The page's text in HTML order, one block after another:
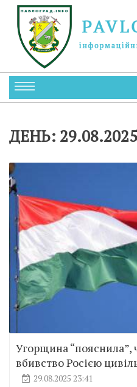
ДЕНЬ: 29.08.2025
Угорщина “пояснила”,
вбивство Росією
29.08.2025 23:41